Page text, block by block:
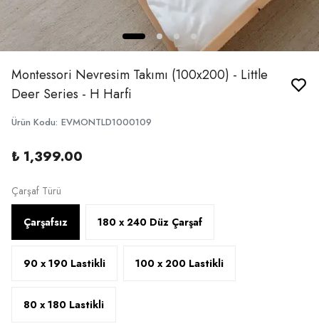
Montessori Nevresim Takımı (100x200) - Little
Deer Series - H Harfi
Ürün Kodu: EVMONTLD1000109
₺ 1,399.00
Çarşaf Türü
Çarşafsız 180 x 240 Düz Çarşaf
90 x 190 Lastikli 100 x 200 Lastikli
80 x 180 Lastikli